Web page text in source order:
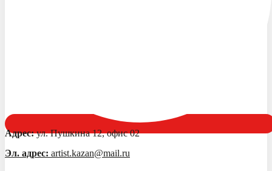
Адрес:ул. Пушкина 12, офис 02
Эл. адрес: artist.kazan@mail.ru